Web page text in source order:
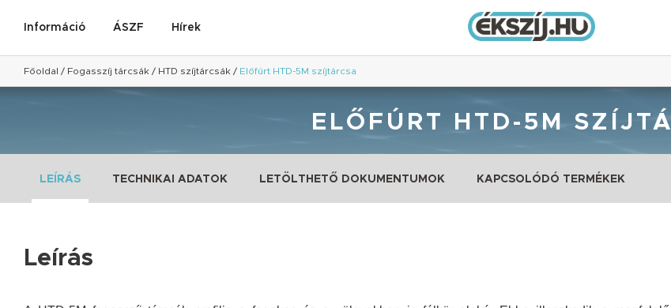
Információ ÁSZF Hírek
Főoldal / Fogasszíj tárcsák / HTD szíjtárcsák / Előfúrt HTD-5M szíjtárcsa
ELŐFÚRT HTD-5M
LEÍRÁS TECHNIKAI ADATOK LETÖLTHETŐ DOKUMENTUMOK KAPCSOLÓDÓ TERMÉKEK
Leírás